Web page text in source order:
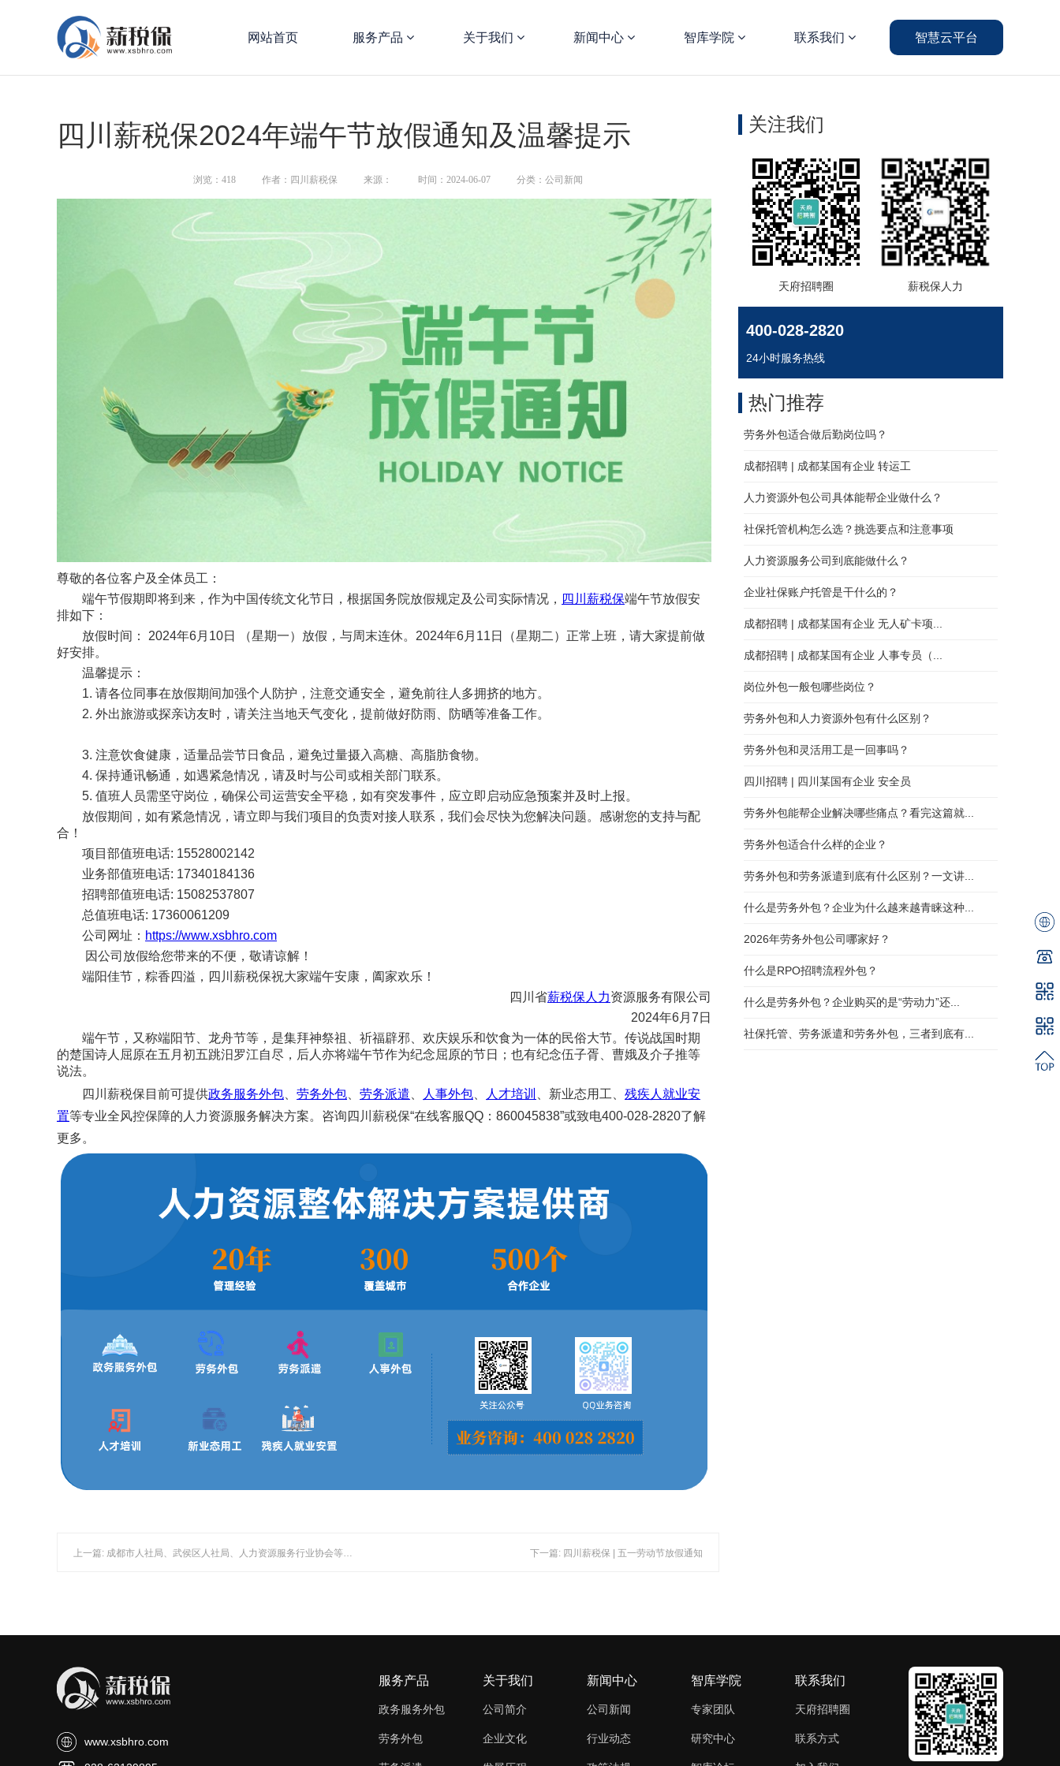
网站首页 服务产品 关于我们 新闻中心 智库学院 联系我们 智慧云平台
四川薪税保2024年端午节放假通知及温馨提示
浏览： 418 作者：四川薪税保 来源： 时间：2024-06-07 分类：公司新闻
尊敬的各位客户及全体员工：
端午节假期即将到来，作为中国传统文化节日，根据国务院放假规定及公司实际情况， 四川薪税保端午节放假安
排如下：
放假时间： 2024年6月10日 （星期一）放假，与周末连休。2024年6月11日（星期二）正常上班，请大家提前做
好安排。
温馨提示：
1. 请各位同事在放假期间加强个人防护，注意交通安全，避免前往人多拥挤的地方。
2. 外出旅游或探亲访友时，请关注当地天气变化，提前做好防雨、防晒等准备工作。
3. 注意饮食健康，适量品尝节日食品，避免过量摄入高糖、高脂肪食物。
4. 保持通讯畅通，如遇紧急情况，请及时与公司或相关部门联系。
5. 值班人员需坚守岗位，确保公司运营安全平稳，如有突发事件，应立即启动应急预案并及时上报。
放假期间，如有紧急情况，请立即与我们项目的负责对接人联系，我们会尽快为您解决问题。感谢您的支持与配
合！
项目部值班电话: 15528002142
业务部值班电话: 17340184136
招聘部值班电话: 15082537807
总值班电话: 17360061209
公司网址： https://www.xsbhro.com
因公司放假给您带来的不便，敬请谅解！
端阳佳节，粽香四溢，四川薪税保祝大家端午安康，阖家欢乐！
四川省薪税保人力资源服务有限公司
2024年6月7日
端午节，又称端阳节、龙舟节等，是集拜神祭祖、祈福辟邪、欢庆娱乐和饮食为一体的民俗大节。传说战国时期
的楚国诗人屈原在五月初五跳汨罗江自尽，后人亦将端午节作为纪念屈原的节日；也有纪念伍子胥、曹娥及介子推等
说法。
四川薪税保目前可提供政务服务外包 劳务外包 劳务派遣 人事外包 人才培训 、新业态用工、 残疾人就业安
置等专业全风控保障的人力资源服务解决方案。咨询四川薪税保“在线客服QQ：860045838”或致电400-028-2820了解
更多。
上一篇: 成都市人社局、武侯区人社局、人力资源服务行业协会等领导一行莅临四川薪税保考察，助力行业高质量发展 下一篇: 四川薪税保 | 五一劳动节放假通知
关注我们
400-028-2820
24小时服务热线
劳务外包适合做后勤岗位吗？
成都招聘 | 成都某国有企业 转运工
人力资源外包公司具体能帮企业做什么？
社保托管机构怎么选？挑选要点和注意事项
人力资源服务公司到底能做什么？
企业社保账户托管是干什么的？
成都招聘 | 成都某国有企业 无人矿卡项...
成都招聘 | 成都某国有企业 人事专员（...
岗位外包一般包哪些岗位？
劳务外包和人力资源外包有什么区别？
劳务外包和灵活用工是一回事吗？
四川招聘 | 四川某国有企业 安全员
劳务外包能帮企业解决哪些痛点？看完这篇就...
劳务外包适合什么样的企业？
劳务外包和劳务派遣到底有什么区别？一文讲...
什么是劳务外包？企业为什么越来越青睐这种...
2026年劳务外包公司哪家好？
什么是RPO招聘流程外包？
什么是劳务外包？企业购买的是“劳动力”还...
社保托管、劳务派遣和劳务外包，三者到底有...
热门推荐
天府招聘圈 薪税保人力
www.xsbhro.com
服务产品
政务服务外包
劳务外包
关于我们
公司简介
企业文化
新闻中心
公司新闻
行业动态
智库学院
专家团队
研究中心
联系我们
天府招聘圈
联系方式